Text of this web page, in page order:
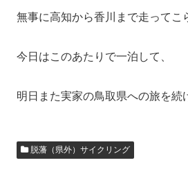
無事に高知から香川まで走ってこ
今日はこのあたりで一泊して、
明日また実家の鳥取県への旅を続
脱藩（県外）サイクリング